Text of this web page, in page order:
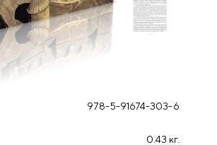
978-5-91674-303-6
0.43 кг.